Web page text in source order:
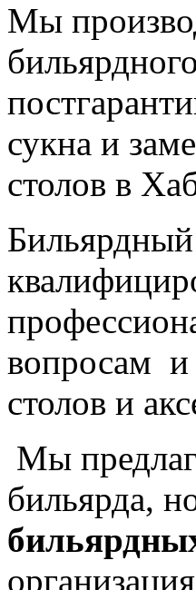
Мы
сукна и
столов в
вопросам и
столов и
Мы
бильярда,